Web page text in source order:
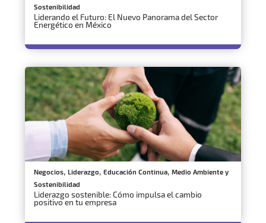
Sostenibilidad
Liderando el Futuro: El Nuevo Panorama del Sector
Energético en México
Negocios, Liderazgo, Educación Continua, Medio Ambiente y
Sostenibilidad
Liderazgo sostenible: Cómo impulsa el cambio
positivo en tu empresa